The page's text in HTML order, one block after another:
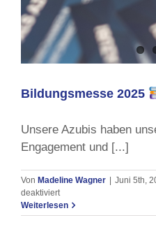
Bildungsmesse 2025
Unsere Azubis haben
Engagement und [...]
Von Madeline Wagner | Juni 5th,
deaktiviertfür
Bildungsmesse
2025
Weiterlesen